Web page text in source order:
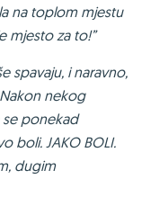
na toplom mjestu
mjesto za to!”
spavaju, i naravno,
nekog
se ponekad
boli. JAKO BOLI.
dugim